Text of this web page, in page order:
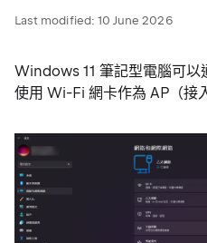
Last modified: 10 June 2026
Windows 11 筆記型電腦可以
使用 Wi-Fi 網卡作為 AP（接